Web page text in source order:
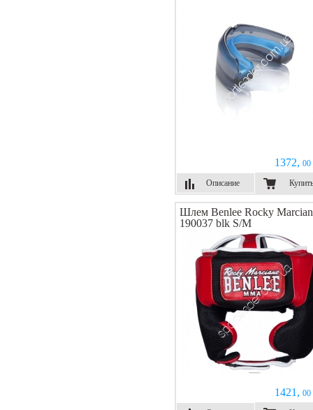
1372, 00
Описание
Купить
Шлем Benlee Rocky
190037 blk S/M
1421, 00